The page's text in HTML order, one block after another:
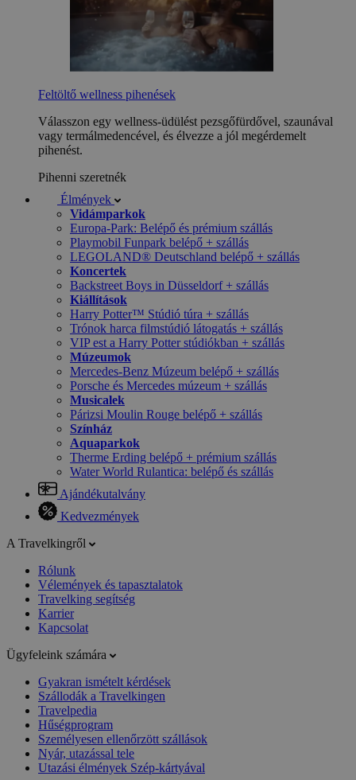
Feltöltő wellness pihenések
Válasszon egy wellness-üdülést pezsgőfürdővel, szaunával
vagy termálmedencével, és élvezze a jól megérdemelt
pihenést.
Pihenni szeretnék
Élmények
Vidámparkok
Europa-Park: Belépő és prémium szállás
Playmobil Funpark belépő + szállás
LEGOLAND® Deutschland belépő + szállás
Koncertek
Backstreet Boys in Düsseldorf + szállás
Kiállítások
Harry Potter™ Stúdió túra + szállás
Trónok harca filmstúdió látogatás + szállás
VIP est a Harry Potter stúdiókban + szállás
Múzeumok
Mercedes-Benz Múzeum belépő + szállás
Porsche és Mercedes múzeum + szállás
Musicalek
Párizsi Moulin Rouge belépő + szállás
Színház
Aquaparkok
Therme Erding belépő + prémium szállás
Water World Rulantica: belépő és szállás
Ajándékutalvány
Kedvezmények
A Travelkingről
Rólunk
Vélemények és tapasztalatok
Travelking segítség
Karrier
Kapcsolat
Ügyfeleink számára
Gyakran ismételt kérdések
Szállodák a Travelkingen
Travelpedia
Hűségprogram
Személyesen ellenőrzött szállások
Nyár, utazással tele
Utazási élmények Szép-kártyával